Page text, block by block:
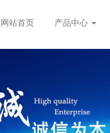
网站首页 产品中心